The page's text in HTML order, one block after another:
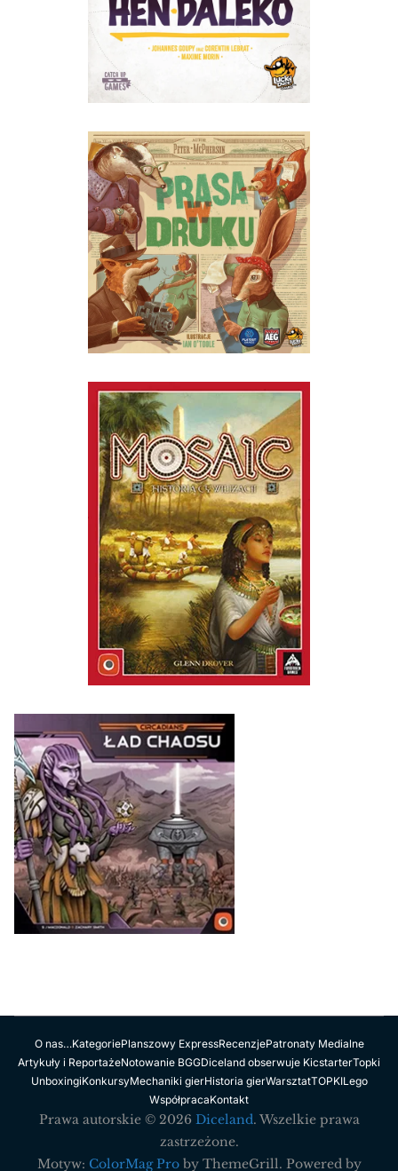
O nas…KategoriePlanszowy ExpressRecenzjePatronaty Medialne
Artykuły i ReportażeNotowanie BGGDiceland obserwuje KicstarterTopki
UnboxingiKonkursyMechaniki gierHistoria gierWarsztatTOPKILego
WspółpracaKontakt
Prawa autorskie © 2026 Diceland. Wszelkie prawa
zastrzeżone.
Motyw: ColorMag Proby ThemeGrill. Powered by